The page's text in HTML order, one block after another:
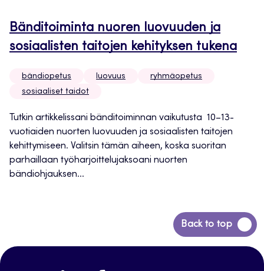
Bänditoiminta nuoren luovuuden ja
sosiaalisten taitojen kehityksen tukena
bändiopetus luovuus
ryhmäopetus
sosiaaliset taidot
Tutkin artikkelissani bänditoiminnan vaikutusta 10–13-
vuotiaiden nuorten luovuuden ja sosiaalisten taitojen
kehittymiseen. Valitsin tämän aiheen, koska suoritan
parhaillaan työharjoittelujaksoani nuorten
bändiohjauksen...
Back to top
Siirry
takaisin